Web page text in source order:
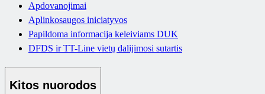
Apdovanojimai
Aplinkosaugos iniciatyvos
Papildoma informacija keleiviams DUK
DFDS ir TT-Line vietų dalijimosi sutartis
Kitos nuorodos